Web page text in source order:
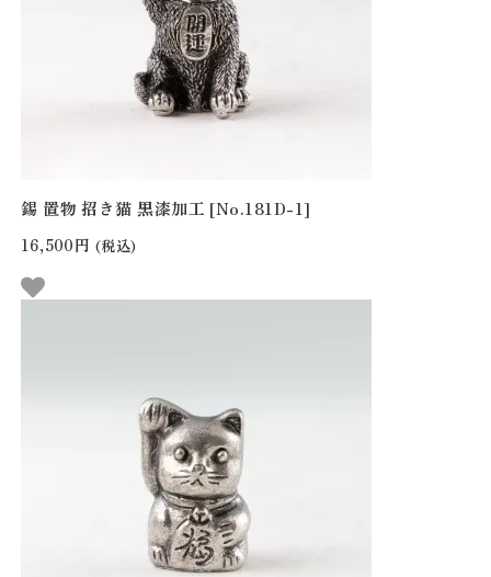
錫 置物 招き猫 黒漆加工 [No.181D-1]
16,500円 (税込)